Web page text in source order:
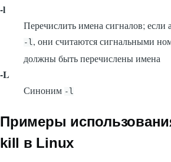
-l
Перечислить имена сигналов; если
-l , они считаются сигнальными
должны быть перечислены имена
-L
Синоним -l
Примеры
kill в Linux